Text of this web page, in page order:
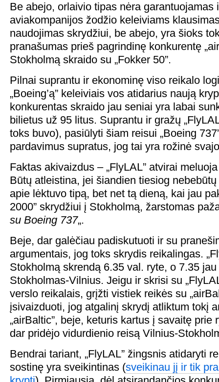
Be abejo, orlaivio tipas nėra garantuojamas
aviakompanijos žodžio keleiviams
naudojimas skrydžiui, be abejo, yra šioks
pranašumas prieš pagrindinę konkurentę
Stokholmą skraido su „Fokker 50”.
Pilnai suprantu ir ekonominę viso reikalo
„Boeing’ą” keleiviais vos atidarius naują
konkurentas skraido jau seniai yra labai
bilietus už 95 litus. Suprantu ir gražų
toks buvo), pasiūlyti šiam reisui „Boeing
pardavimus supratus, jog tai yra rožinė
Faktas akivaizdus – „FlyLAL” atvirai
Būtų atleistina, jei šiandien tiesiog
apie lėktuvo tipą, bet net tą dieną, kai jau
2000” skrydžiui į Stokholmą, žarstomas
su Boeing 737„.
Beje, dar galėčiau padiskutuoti ir su
argumentais, jog toks skrydis reikalingas.
Stokholmą skrendą 6.35 val. ryte, o 7.35
Stokholmas-Vilnius. Jeigu ir skrisi su
verslo reikalais, grįžti vistiek reikės su
įsivaizduoti, jog atgalinį skrydį atliktum tokį
„airBaltic”, beje, keturis kartus į savaitę prie
dar pridėjo vidurdienio reisą Vilnius-
Bendrai tariant, „FlyLAL” žingsnis atidaryti
sostinę yra sveikintinas (sveikinau jį ir tik